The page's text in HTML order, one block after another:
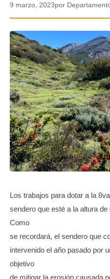
POLICIAL
AUDIOS
VIDEOS
GALERIA DE FOTOS
APP MÓVIL
TRANSPARENCIA
9 marzo, 2023por
Los trabajos para dotar a la
sendero que esté a la altura
Como
se recordará, el sendero que
intervenido el año pasado por
objetivo
de mitigar la erosión causada